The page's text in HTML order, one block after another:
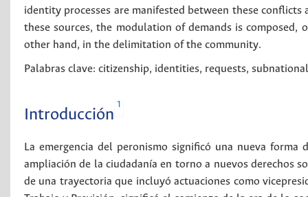
identity processes are manifested between these
these sources, the modulation of demands is
other hand, in the delimitation of the community.
Palabras clave: citizenship, identities, requests,
Introducción
1
La emergencia del peronismo significó una nueva
ampliación de la ciudadanía en torno a nuevos derechos
de una trayectoria que incluyó actuaciones como